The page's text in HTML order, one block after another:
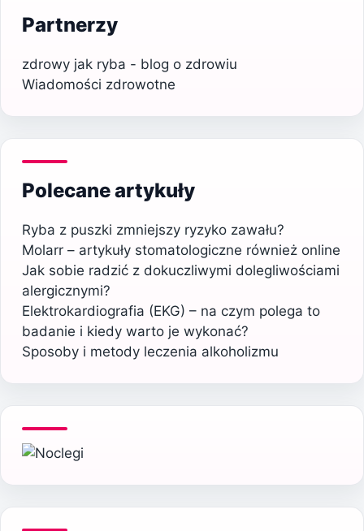
Partnerzy
zdrowy jak ryba - blog o zdrowiu
Wiadomości zdrowotne
Polecane artykuły
Ryba z puszki zmniejszy ryzyko zawału?
Molarr – artykuły stomatologiczne również online
Jak sobie radzić z dokuczliwymi dolegliwościami
alergicznymi?
Elektrokardiografia (EKG) – na czym polega to
badanie i kiedy warto je wykonać?
Sposoby i metody leczenia alkoholizmu